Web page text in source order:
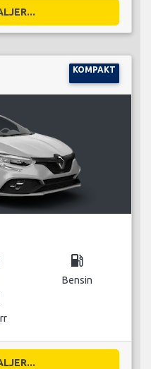
KOMPAKT
local_gas_station
Bensin